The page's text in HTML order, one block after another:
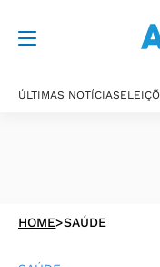
ÚLTIMAS NOTÍCIAS
HOME>SAÚDE